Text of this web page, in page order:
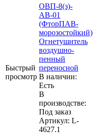
Быстрый
просмотр
ОВП-8(з)-
АВ-01
(ФторПАВ-
морозостойкий)
Огнетушитель
воздушно-
пенный
переносной
В наличии:
Eсть
В
производстве:
Под заказ
Артикул: L-
4627.1